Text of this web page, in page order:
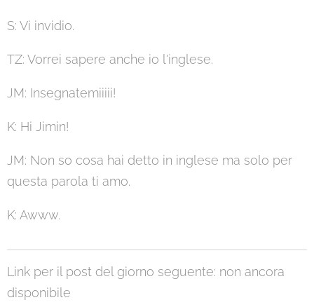
S: Vi invidio.
TZ: Vorrei sapere anche io l'inglese.
JM: Insegnatemiiiii!
K: Hi Jimin!
JM: Non so cosa hai detto in inglese ma solo per
questa parola ti amo.
K: Awww.
Link per il post del giorno seguente: non ancora
disponibile